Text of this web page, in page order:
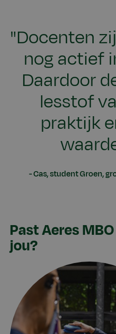
"Docenten
nog actief
Daardoor
lesstof
praktijk
Cas, student Groen,
Past Aeres
jou?